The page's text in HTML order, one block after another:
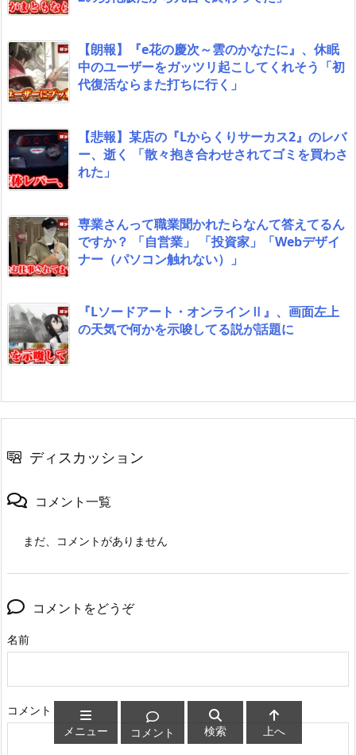
【朗報】『e花の慶次～雲のかなたに』、休眠
中のユーザーをガッツリ起こしてくれそう「初
代復活ならまた打ちに行く」
【悲報】某店の『Lからくりサーカス2』のレバ
ー、逝く 「散々抱き合わせされてゴミを買わさ
れた」
専業さんって職業聞かれたらなんて答えてるん
ですか？ 「自営業」 「投資家」「Webデザイ
ナー（パソコン触れない）」
『Lソードアート・オンラインⅡ』、画面左上
の天気で何かを示唆してる説が話題に
ディスカッション
コメント一覧
まだ、コメントがありません
コメントをどうぞ
名前
コメント
メニュー
コメント 検索 上へ